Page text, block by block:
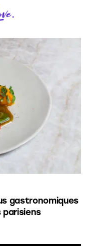
gastronomiques